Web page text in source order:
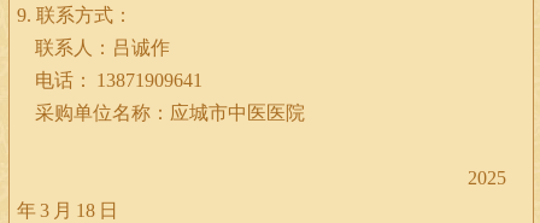
9.联系方式：
联系人：吕诚作
电话：
13871909641
采购单位名称：应城市中医医院
2025
年3 月 18 日